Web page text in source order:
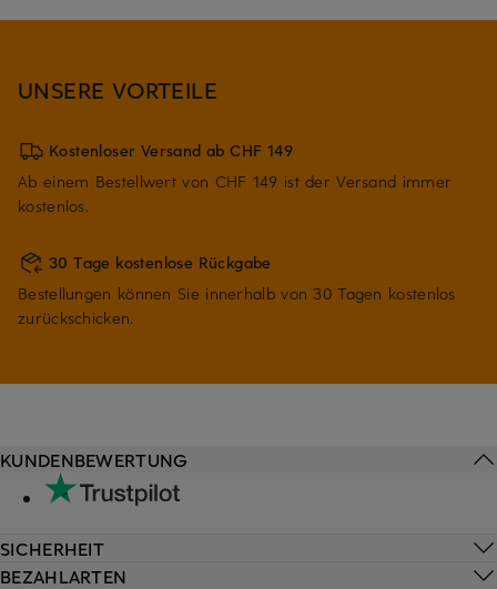
UNSERE VORTEILE
Kostenloser Versand ab CHF 149
Ab einem Bestellwert von CHF 149 ist der Versand immer
kostenlos.
30 Tage kostenlose Rückgabe
Bestellungen können Sie innerhalb von 30 Tagen kostenlos
zurückschicken.
KUNDENBEWERTUNG
SICHERHEIT
BEZAHLARTEN